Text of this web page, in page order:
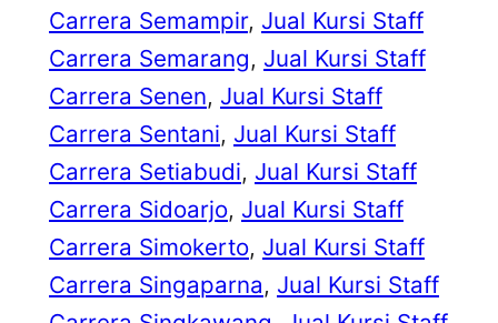
Carrera Semampir, Jual Kursi Staff
Carrera Semarang, Jual Kursi Staff
Carrera Senen, Jual Kursi Staff
Carrera Sentani, Jual Kursi Staff
Carrera Setiabudi, Jual Kursi Staff
Carrera Sidoarjo, Jual Kursi Staff
Carrera Simokerto, Jual Kursi Staff
Carrera Singaparna, Jual Kursi Staff